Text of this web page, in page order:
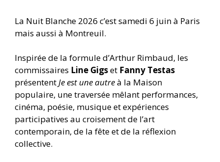
La Nuit Blanche 2026 c’est samedi 6 juin à Paris
mais aussi à Montreuil.
Inspirée de la formule d’Arthur Rimbaud, les
commissaires Line Gigset Fanny Testas
présententJe est une autreà la Maison
populaire, une traversée mêlant performances,
cinéma, poésie, musique et expériences
participatives au croisement de l’art
contemporain, de la fête et de la réflexion
collective.